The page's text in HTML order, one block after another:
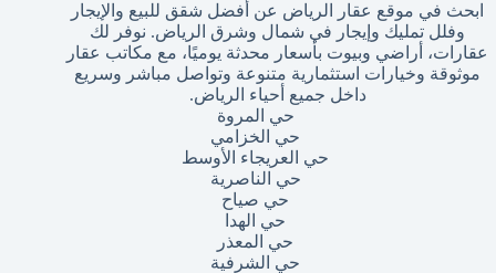
ابحث في موقع عقار الرياض عن أفضل شقق للبيع والإيجار
وفلل تمليك وإيجار في شمال وشرق الرياض. نوفر لك
عقارات، أراضي وبيوت بأسعار محدثة يوميًا، مع مكاتب عقار
موثوقة وخيارات استثمارية متنوعة وتواصل مباشر وسريع
داخل جميع أحياء الرياض.
حي المروة
حي الخزامي
حي العريجاء الأوسط
حي الناصرية
حي صياح
حي الهدا
حي المعذر
حي الشرفية